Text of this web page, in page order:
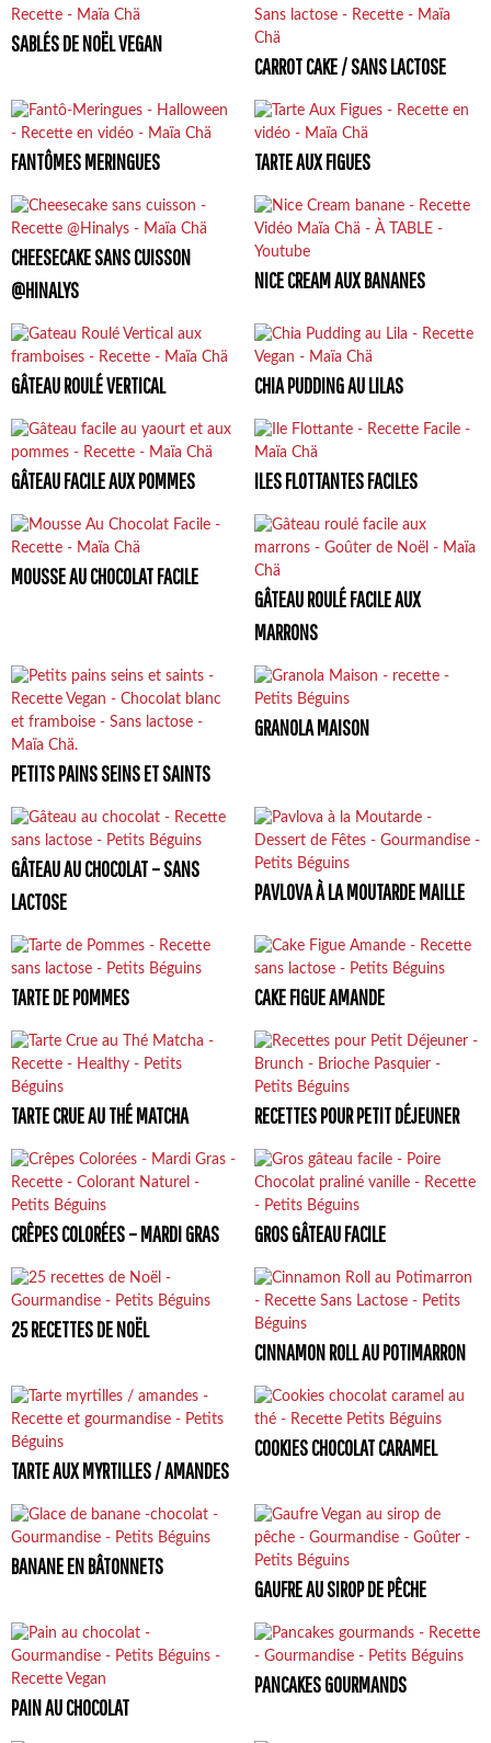
SABLÉS DE NOËL VEGAN
CARROT CAKE / SANS LACTOSE
FANTÔMES MERINGUES TARTE AUX FIGUES
CHEESECAKE SANS CUISSON
@HINALYS
NICE CREAM AUX BANANES
GÂTEAU ROULÉ VERTICAL CHIA PUDDING AU LILAS
GÂTEAU FACILE AUX POMMES ILES FLOTTANTES FACILES
MOUSSE AU CHOCOLAT FACILE
GÂTEAU ROULÉ FACILE AUX
MARRONS
PETITS PAINS SEINS ET SAINTS
GRANOLA MAISON
GÂTEAU AU CHOCOLAT – SANS
LACTOSE
PAVLOVA À LA MOUTARDE MAILLE
TARTE DE POMMES CAKE FIGUE AMANDE
TARTE CRUE AU THÉ MATCHA RECETTES POUR PETIT DÉJEUNER
CRÊPES COLORÉES – MARDI GRAS GROS GÂTEAU FACILE
25 RECETTES DE NOËL
CINNAMON ROLL AU POTIMARRON
TARTE AUX MYRTILLES / AMANDES
COOKIES CHOCOLAT CARAMEL
BANANE EN BÂTONNETS
GAUFRE AU SIROP DE PÊCHE
PAIN AU CHOCOLAT
PANCAKES GOURMANDS